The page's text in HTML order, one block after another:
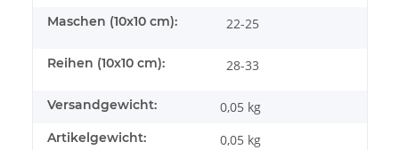
Maschen (10x10 cm): 22-25
Reihen (10x10 cm): 28-33
Versandgewicht: 0,05 kg
Artikelgewicht: 0,05 kg